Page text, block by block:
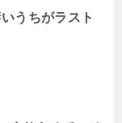
うちがラスト